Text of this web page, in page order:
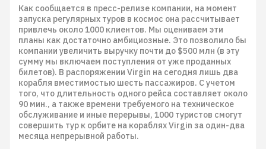
Как сообщается в пресс-релизе компании, на момент
запуска регулярных туров в космос она рассчитывает
привлечь около 1000 клиентов. Мы оцениваем эти
планы как достаточно амбициозные. Это позволило бы
компании увеличить выручку почти до $500 млн (в эту
сумму мы включаем поступления от уже проданных
билетов). В распоряжении Virgin на сегодня лишь два
корабля вместимостью шесть пассажиров. С учетом
того, что длительность одного рейса составляет около
90 мин., а также времени требуемого на техническое
обслуживание и иные перерывы, 1000 туристов смогут
совершить тур к орбите на кораблях Virgin за один-два
месяца непрерывной работы.